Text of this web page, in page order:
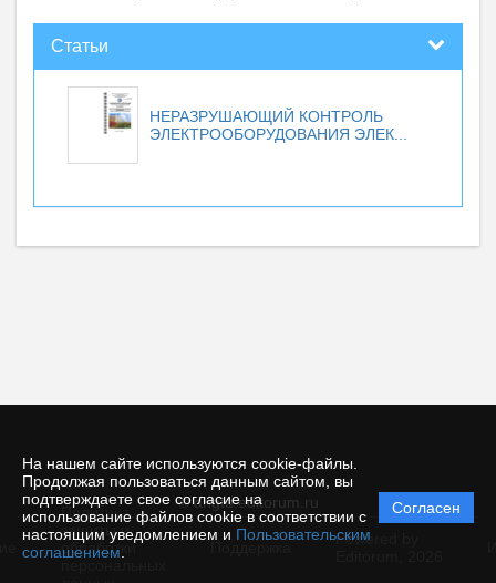
На нашем сайте используются cookie-файлы.
Продолжая пользоваться данным сайтом, вы
подтверждаете свое согласие на
использование файлов cookie в соответствии с
настоящим уведомлением и Пользовательским
соглашением
Согласен
Статьи
НЕРАЗРУШАЮЩИЙ КОНТРОЛЬ
ЭЛЕКТРООБОРУДОВАНИЯ ЭЛЕК...
© angtu.editorum.ru
Политика
защиты и
обработки
Powered by